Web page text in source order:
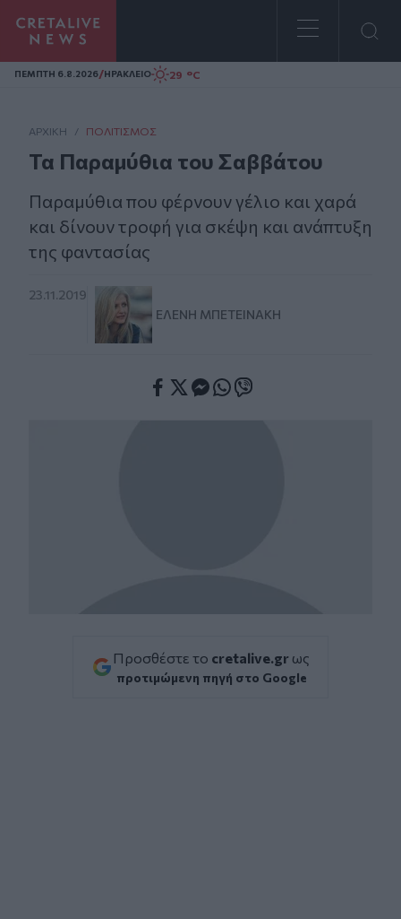
Homepage
ΠΕΜΠΤΗ 6.8.2026/ΗΡΑΚΛΕΙΟ 29 °C
ΑΡΧΙΚΗ / ΠΟΛΙΤΙΣΜΌΣ
Τα Παραμύθια του Σαββάτου
Παραμύθια που φέρνουν γέλιο και χαρά
και δίνουν τροφή για σκέψη και ανάπτυξη
της φαντασίας
23.11.2019
ΕΛΈΝΗ ΜΠΕΤΕΙΝΆΚΗ
Προσθέστε το cretalive.gr ως
προτιμώμενη πηγή στο Google